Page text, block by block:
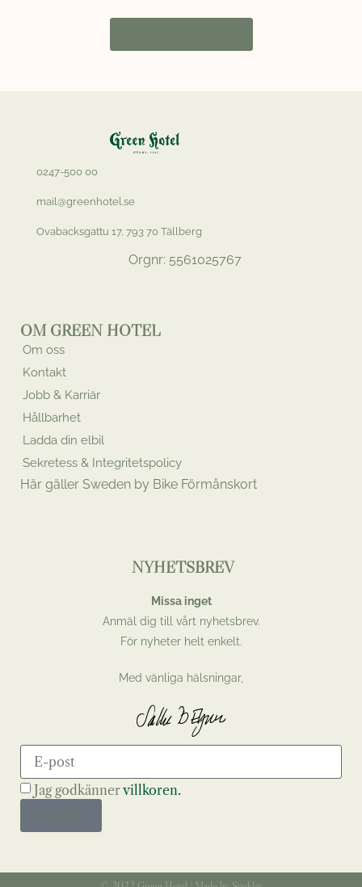
0247-500 00
mail@greenhotel.se
Ovabacksgattu 17, 793 70 Tällberg
Orgnr: 5561025767
OM GREEN HOTEL
Om oss
Kontakt
Jobb & Karriär
Hållbarhet
Ladda din elbil
Sekretess & Integritetspolicy
Här gäller Sweden by Bike Förmånskort
NYHETSBREV
Missa inget
Anmäl dig till vårt nyhetsbrev.
För nyheter helt enkelt.
Med vänliga hälsningar,
Jag godkännervillkoren.